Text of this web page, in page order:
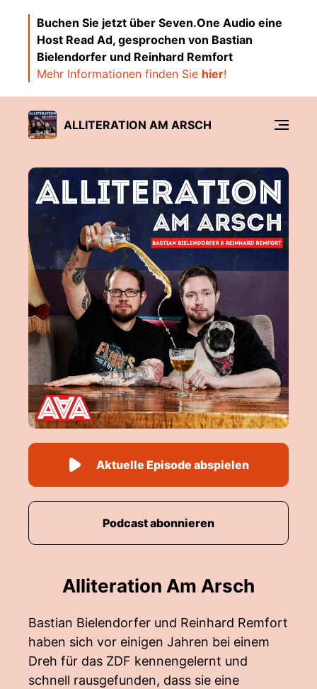
Buchen Sie jetzt über Seven.One Audio eine
Host Read Ad, gesprochen von Bastian
Bielendorfer und Reinhard Remfort
Mehr Informationen finden Sie hier!
ALLITERATION AM ARSCH
Alliteration Am Arsch
Bastian Bielendorfer und Reinhard Remfort
haben sich vor einigen Jahren bei einem
Dreh für das ZDF kennengelernt und
schnell rausgefunden, dass sie eine
Aktuelle Episode abspielen
Podcast abonnieren